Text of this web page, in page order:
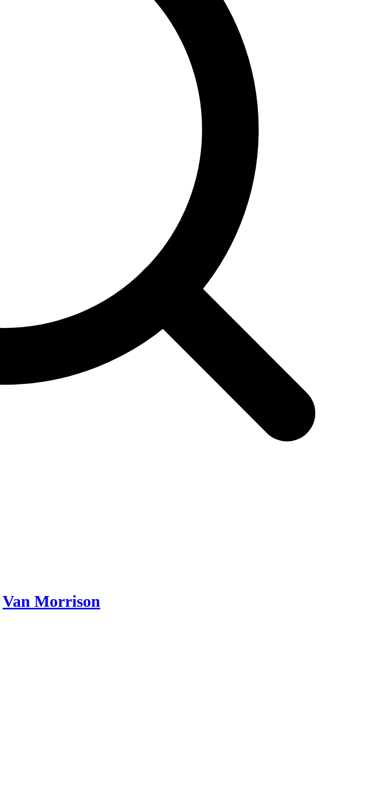
Van Morrison